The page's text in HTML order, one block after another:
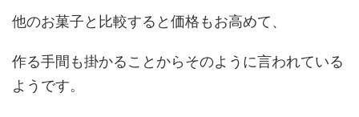
他のお菓子と比較すると価格もお高めて、
作る手間も掛かることからそのように言われている
ようです。